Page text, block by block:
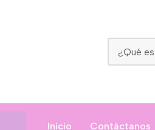
Inicio Contáctanos